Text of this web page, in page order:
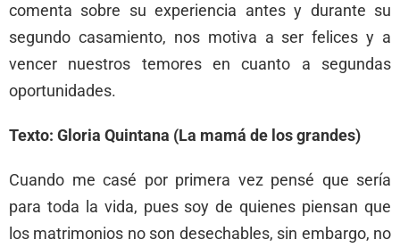
comenta sobre su experiencia antes y durante su
segundo casamiento, nos motiva a ser felices y a
vencer nuestros temores en cuanto a segundas
oportunidades.
Texto: Gloria Quintana (La mamá de los grandes)
Cuando me casé por primera vez pensé que sería
para toda la vida, pues soy de quienes piensan que
los matrimonios no son desechables, sin embargo, no